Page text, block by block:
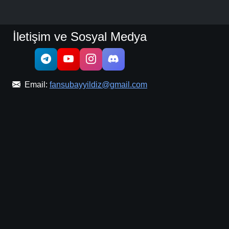
İletişim ve Sosyal Medya
Email: fansubayyildiz@gmail.com